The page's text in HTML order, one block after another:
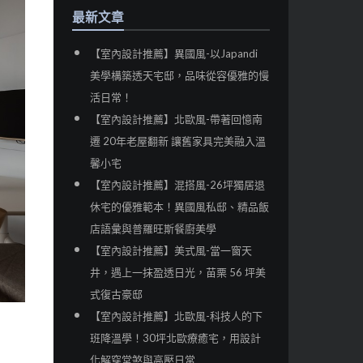
最新文章
【室內設計推薦】異國風-以Japandi
美學構築透天宅邸，品味從容優雅的慢
活日常！
【室內設計推薦】北歐風-帶著回憶南
遷 20年老屋翻新 讓舊家具完美融入溫
馨小宅
【室內設計推薦】混搭風-26坪獨居退
休宅的優雅範本！異國風私邸、精品飯
店語彙與普羅旺斯餐廚美學
【室內設計推薦】美式風-當一窗天
井，遇上一抹盈透日光，苗栗 56 坪美
式復古豪邸
【室內設計推薦】北歐風-科技人的下
班降溫學！30坪北歐療癒宅，用設計
化解穿堂煞與高壓日常